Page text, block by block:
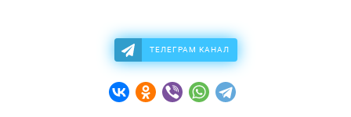
ТЕЛЕГРАМ КАНАЛ